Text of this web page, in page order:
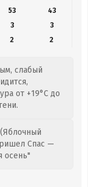
53
43
3
3
2 2
слабый
от +19°C до
Спас —
осень"